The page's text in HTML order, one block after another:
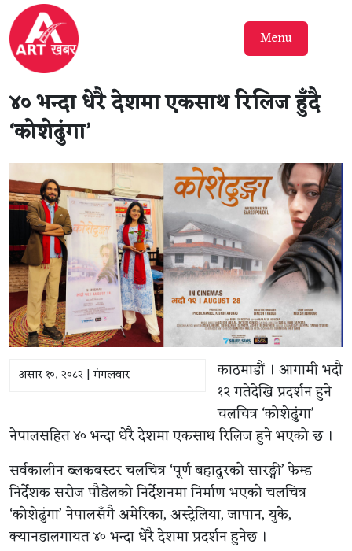
Menu
४० भन्दा धेरै देशमा एकसाथ रिलिज हुँदै
‘कोशेढुंगा’
असार १०, २०८२ | मंगलवार
काठमाडौं । आगामी भदौ
१२ गतेदेखि प्रदर्शन हुने
चलचित्र ‘कोशेढुंगा’
नेपालसहित ४० भन्दा धेरै देशमा एकसाथ रिलिज हुने भएको छ ।
सर्वकालीन ब्लकबस्टर चलचित्र ‘पूर्ण बहादुरको सारङ्गी’ फेम्ड
निर्देशक सरोज पौडेलको निर्देशनमा निर्माण भएको चलचित्र
‘कोशेढुंगा’ नेपालसँगै अमेरिका, अस्ट्रेलिया, जापान, युके,
क्यानडालगायत ४० भन्दा धेरै देशमा प्रदर्शन हुनेछ ।